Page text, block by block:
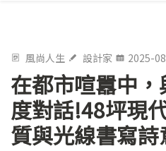
風尚人生 設計家 2025-
在都市喧囂中
度對話!48坪現
質與光線書寫詩